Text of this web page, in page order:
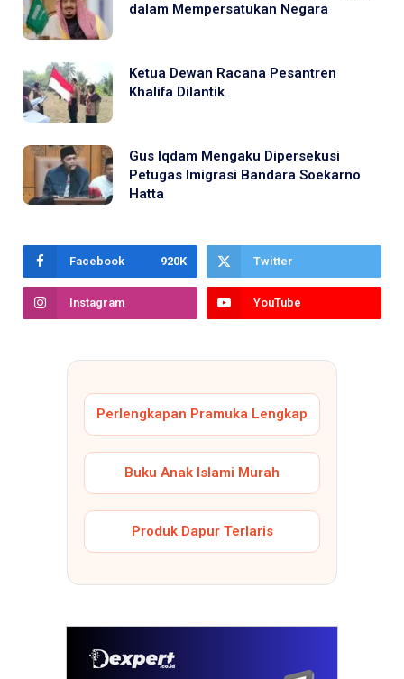
dalam Mempersatukan Negara
Ketua Dewan Racana Pesantren
Khalifa Dilantik
Gus Iqdam Mengaku Dipersekusi
Petugas Imigrasi Bandara Soekarno
Hatta
Facebook 920K Twitter
Instagram YouTube
Perlengkapan Pramuka Lengkap
Buku Anak Islami Murah
Produk Dapur Terlaris